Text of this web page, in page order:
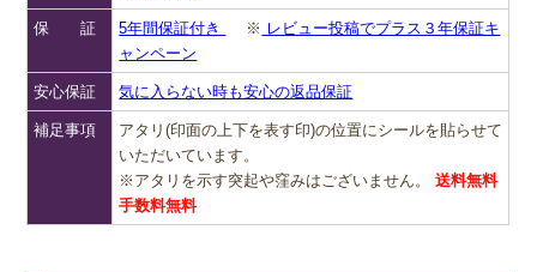
保 証 5年間保証付き ※ レビュー投稿でプラス３年保証キ
ャンペーン
安心保証 気に入らない時も安心の返品保証
補足事項
アタリ(印面の上下を表す印)の位置にシールを貼らせて
いただいています。
※アタリを示す突起や窪みはございません。送料無料
手数料無料